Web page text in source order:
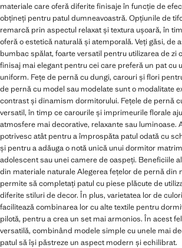
materiale care oferă diferite finisaje în funcție de
obțineți pentru patul dumneavoastră. Opțiunile de
remarcă prin aspectul relaxat și textura ușoară, în
oferă o estetică naturală și atemporală. Veți găsi, de
bumbac spălat, foarte versatil pentru utilizarea de zi
finisaj mai elegant pentru cei care preferă un pat cu
uniform. Fețe de pernă cu dungi, carouri și flori
de pernă cu model sau modelate sunt o modalitate
contrast și dinamism dormitorului. Fețele de pernă
versatil, în timp ce carourile și imprimeurile florale
atmosfere mai decorative, relaxante sau luminoase.
potrivesc atât pentru a împrospăta patul odată cu
și pentru a adăuga o notă unică unui dormitor
adolescent sau unei camere de oaspeți. Beneficiile
din materiale naturale Alegerea fețelor de pernă din
permite să completați patul cu piese plăcute de
diferite stiluri de decor. În plus, varietatea lor de
facilitează combinarea lor cu alte textile pentru
pilotă, pentru a crea un set mai armonios. În acest
versatilă, combinând modele simple cu unele mai
patul să își păstreze un aspect modern și echilibrat.